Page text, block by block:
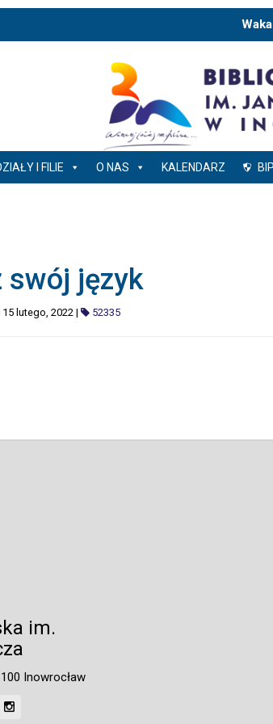
I FILIE O NAS KALENDARZ BIP
swój język
15 lutego, 2022| 52335
im.
Inowrocław